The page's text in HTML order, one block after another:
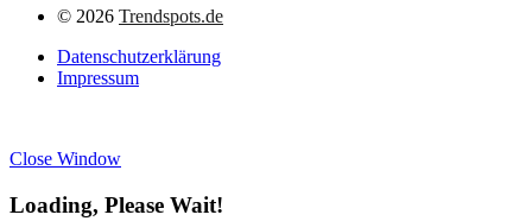
© 2026 Trendspots.de
Datenschutzerklärung
Impressum
Close Window
Loading, Please Wait!